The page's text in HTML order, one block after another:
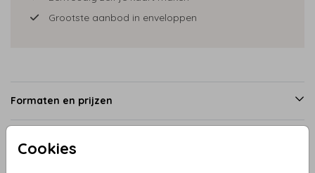
Cookies
Grootste aanbod in enveloppen
Formaten en prijzen
Productinformatie